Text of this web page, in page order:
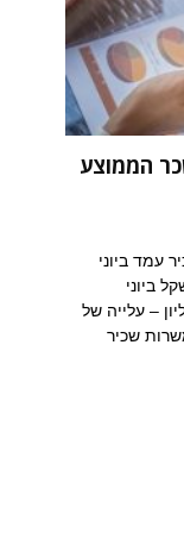
עלייה שנתית של כ-6% בשכר הממוצע
עמד ביוני
לעומת 12.51 אלף שקל ביוני
משרות השכיר עמד על 4.062 מיליון – עלייה של